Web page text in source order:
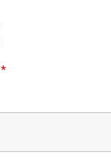
*são requeridos